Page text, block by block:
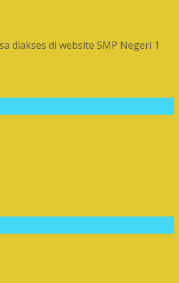
diakses di website SMP Negeri 1